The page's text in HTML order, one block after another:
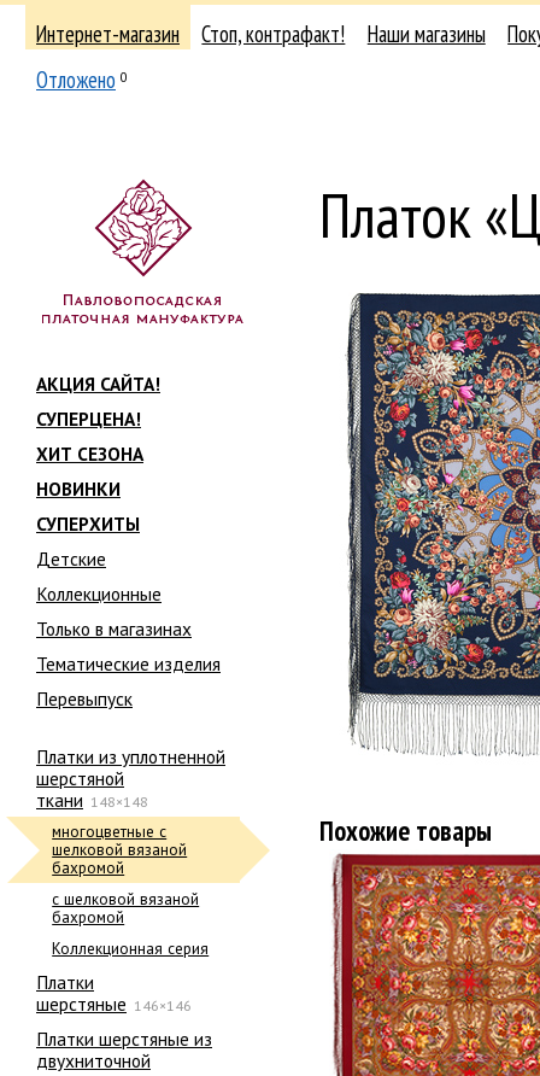
Интернет-магазин Стоп, контрафакт! Наши магазины
Отложено 0
АКЦИЯ САЙТА!
СУПЕРЦЕНА!
ХИТ СЕЗОНА
НОВИНКИ
СУПЕРХИТЫ
Детские
Коллекционные
Только в магазинах
Тематические изделия
Перевыпуск
Платки из уплотненной
шерстяной
ткани 148×148
многоцветные с
шелковой вязаной
бахромой
с шелковой вязаной
бахромой
Коллекционная серия
Платки
шерстяные 146×146
Платки шерстяные из
двухниточной
Платок
Похожие товары